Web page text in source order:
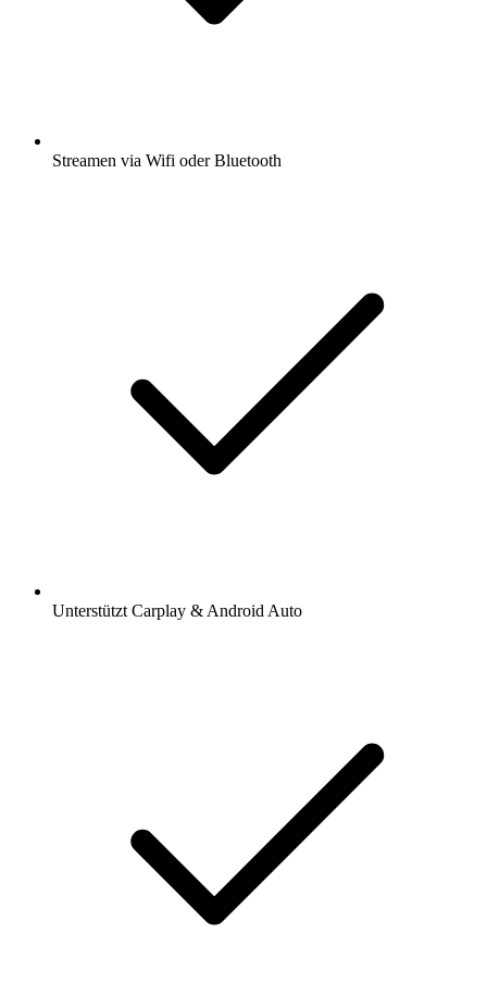
Streamen via Wifi oder Bluetooth
Unterstützt Carplay & Android Auto